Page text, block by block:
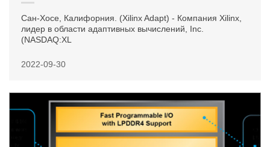
Сан-Хосе, Калифорния. (Xilinx Adapt) - Компания Xilinx,
лидер в области адаптивных вычислений, Inc.
(NASDAQ:XL
2022-09-30